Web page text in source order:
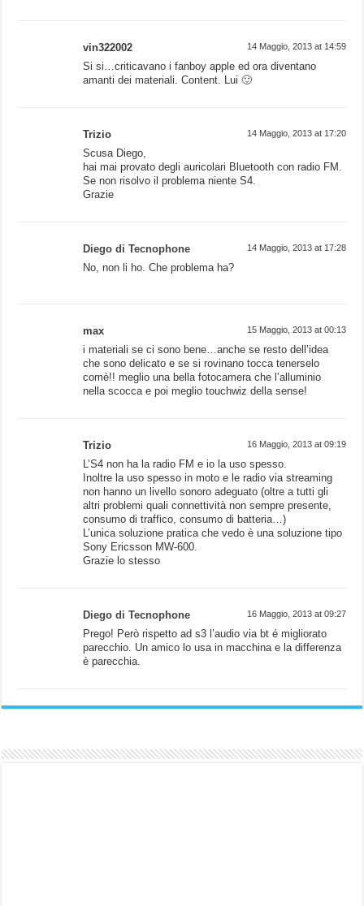
vin322002 14 Maggio, 2013 at 14:59
Si si…criticavano i fanboy apple ed ora diventano
amanti dei materiali. Content. Lui 🙂
Trizio 14 Maggio, 2013 at 17:20
Scusa Diego,
hai mai provato degli auricolari Bluetooth con radio FM.
Se non risolvo il problema niente S4.
Grazie
Diego di Tecnophone 14 Maggio, 2013 at 17:28
No, non li ho. Che problema ha?
max 15 Maggio, 2013 at 00:13
i materiali se ci sono bene…anche se resto dell’idea
che sono delicato e se si rovinano tocca tenerselo
comè!! meglio una bella fotocamera che l’alluminio
nella scocca e poi meglio touchwiz della sense!
Trizio 16 Maggio, 2013 at 09:19
L’S4 non ha la radio FM e io la uso spesso.
Inoltre la uso spesso in moto e le radio via streaming
non hanno un livello sonoro adeguato (oltre a tutti gli
altri problemi quali connettività non sempre presente,
consumo di traffico, consumo di batteria…)
L’unica soluzione pratica che vedo è una soluzione tipo
Sony Ericsson MW-600.
Grazie lo stesso
Diego di Tecnophone 16 Maggio, 2013 at 09:27
Prego! Però rispetto ad s3 l’audio via bt é migliorato
parecchio. Un amico lo usa in macchina e la differenza
è parecchia.